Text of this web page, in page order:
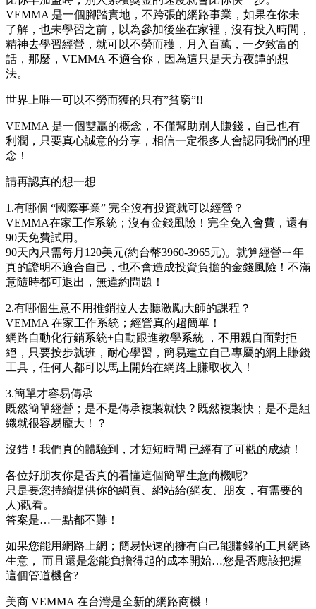
VEMMA 是一個腳踏實地，不跨張的網路事業，如果在你未
了解，也未學習之前，以為參加後坐在家裡，沒有投入時間，
精神去學習經營，就可以不勞而穫，月入百萬，一夕致富的
話，那麼，VEMMA 不適合你，因為這只是天方夜譚的想
法。
世界上唯一可以不勞而獲的只有”貧窮”!!
VEMMA 是一個雙贏的概念，不僅幫助別人賺錢，自己也有
利潤，只要真心誠意的分享，相信一定很多人會認同我們的理
念！
請再認真的想一想
1.有哪個 “國際事業” 完全沒有投資就可以經營？
VEMMA在家工作系統；沒有金錢風險！完全免入會費，還有
90天免費試用。
90天內只需每月120美元(約台幣3960-3965元)。就算經營ㄧ年
真的證明不適合自己，也不會造成投資負擔的金錢風險！不滿
意隨時都可退出，無違約問題！
2.有哪個生意不用推銷拉人去聽激勵大師的課程？
VEMMA 在家工作系統；經營真的超簡單！
網路自動化行銷系統+自動跟進教學系統 ，不用親自面對拒
絕，只要按步就班，耐心學習，簡易建立自己專屬的網上賺錢
工具，任何人都可以馬上開始在網路上賺取收入！
3.簡單才容易傳承
既然簡單經營；是不是傳承複製就快？既然複製快；是不是組
織就很容易龐大！？
沒錯！我們真的體驗到，才短短時間 已經有了可觀的成績！
各位好朋友你是否真的看懂這個簡單生意商機呢?
只是要您持續提供你的網頁、網站給(網友、朋友，有需要的
人)觀看。
答案是…一點都不難！
如果您能用網路上網；簡易快速的擁有自己能賺錢的工具網路
生意， 而且還是您能負擔得起的成本開始…您是否應該把握
這個管道機會?
美商 VEMMA 在台灣是全新的網路商機！